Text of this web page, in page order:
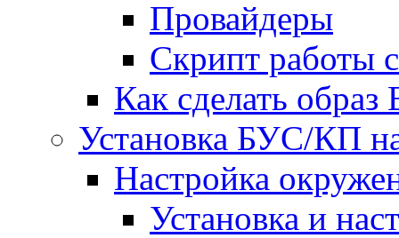
Провайдеры
Скрипт работы
Как сделать
Установка БУС/КП
Настройка
Установка и